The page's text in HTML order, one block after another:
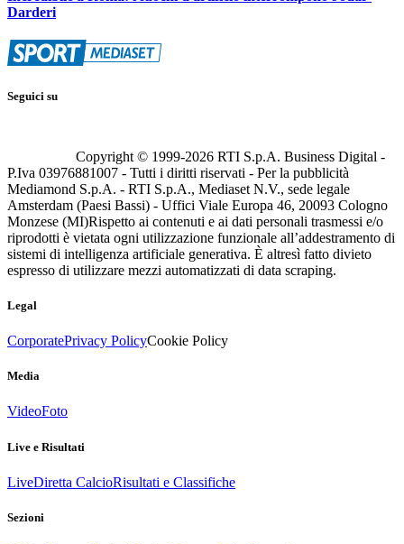
Darderi
Seguici su
Copyright © 1999-2026 RTI S.p.A. Business Digital -
P.Iva 03976881007 - Tutti i diritti riservati - Per la pubblicità
Mediamond S.p.A. - RTI S.p.A., Mediaset N.V., sede legale
Amsterdam (Paesi Bassi) - Uffici Viale Europa 46, 20093 Cologno
Monzese (MI)Rispetto ai contenuti e ai dati personali trasmessi e/o
riprodotti è vietata ogni utilizzazione funzionale all’addestramento di
sistemi di intelligenza artificiale generativa. È altresì fatto divieto
espresso di utilizzare mezzi automatizzati di data scraping.
Legal
CorporatePrivacy PolicyCookie Policy
Media
VideoFoto
Live e Risultati
LiveDiretta CalcioRisultati e Classifiche
Sezioni